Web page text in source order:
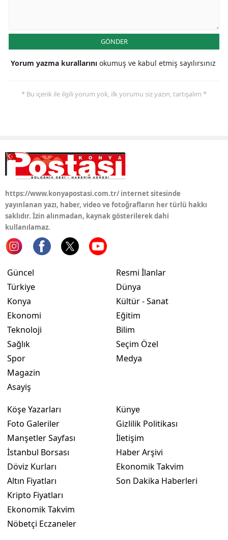
GÖNDER
Yorum yazma kurallarını okumuş ve kabul etmiş sayılırsınız
* Bu içerik ile ilgili yorum yok, ilk yorumu siz yazın, tartışalım *
https://www.konyapostasi.com.tr/ internet sitesinde
yayınlanan yazı, haber, video ve fotoğrafların her türlü hakkı
saklıdır. İzin alınmadan, kaynak gösterilerek dahi
kullanılamaz.
Güncel
Türkiye
Konya
Ekonomi
Teknoloji
Sağlık
Spor
Magazin
Asayiş
Resmi İlanlar
Dünya
Kültür - Sanat
Eğitim
Bilim
Seçim Özel
Medya
Köşe Yazarları
Foto Galeriler
Manşetler Sayfası
İstanbul Borsası
Döviz Kurları
Altın Fiyatları
Kripto Fiyatları
Ekonomik Takvim
Nöbetçi Eczaneler
Künye
Gizlilik Politikası
İletişim
Haber Arşivi
Ekonomik Takvim
Son Dakika Haberleri